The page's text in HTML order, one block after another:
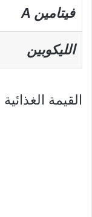
فيتامين A
الليكوبين
القيمة